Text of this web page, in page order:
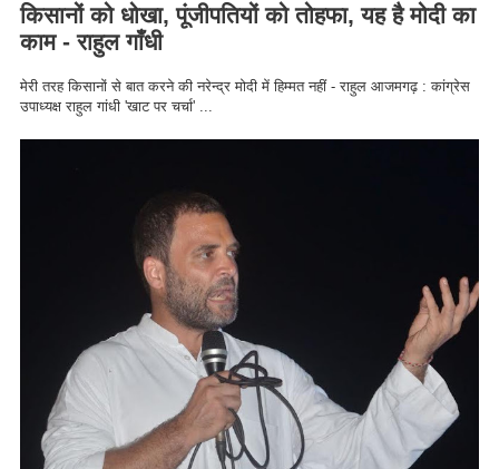
किसानों को धोखा, पूंजीपतियों को तोहफा, यह है मोदी का
काम - राहुल गाँधी
मेरी तरह किसानों से बात करने की नरेन्द्र मोदी में हिम्मत नहीं - राहुल आजमगढ़ : कांग्रेस
उपाध्यक्ष राहुल गांधी 'खाट पर चर्चा' ...